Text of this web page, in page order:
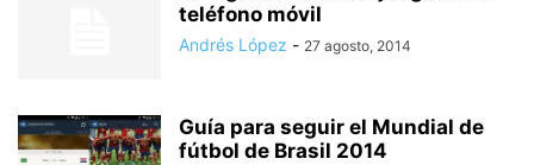
teléfono móvil
Andrés López - 27 agosto, 2014
Guía para seguir el Mundial de
fútbol de Brasil 2014